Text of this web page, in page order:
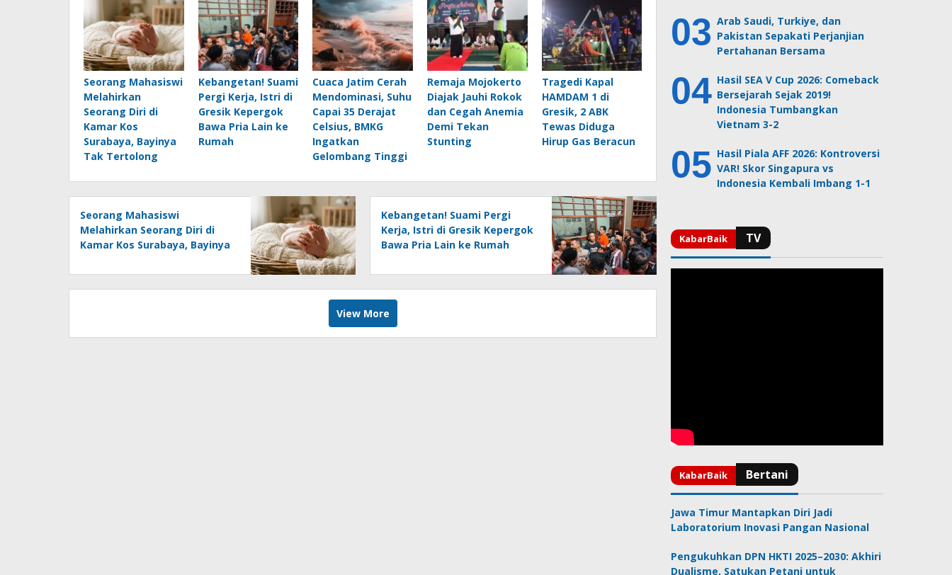
Seorang Mahasiswi
Melahirkan
Seorang Diri di
Kamar Kos
Surabaya, Bayinya
Tak Tertolong
Kebangetan! Suami
Pergi Kerja, Istri di
Gresik Kepergok
Bawa Pria Lain ke
Rumah
Cuaca Jatim Cerah
Mendominasi, Suhu
Capai 35 Derajat
Celsius, BMKG
Ingatkan
Gelombang Tinggi
Remaja Mojokerto
Diajak Jauhi Rokok
dan Cegah Anemia
Demi Tekan
Stunting
Tragedi Kapal
HAMDAM 1 di
Gresik, 2 ABK
Tewas Diduga
Hirup Gas Beracun
Seorang Mahasiswi
Melahirkan Seorang Diri di
Kamar Kos Surabaya, Bayinya
Kebangetan! Suami Pergi
Kerja, Istri di Gresik Kepergok
Bawa Pria Lain ke Rumah
View More
Arab Saudi, Turkiye, dan
Pakistan Sepakati Perjanjian
Pertahanan Bersama
Hasil SEA V Cup 2026: Comeback
Bersejarah Sejak 2019!
Indonesia Tumbangkan
Vietnam 3-2
Hasil Piala AFF 2026: Kontroversi
VAR! Skor Singapura vs
Indonesia Kembali Imbang 1-1
Jawa Timur Mantapkan Diri Jadi
Laboratorium Inovasi Pangan Nasional
Pengukuhkan DPN HKTI 2025–2030: Akhiri
Dualisme, Satukan Petani untuk